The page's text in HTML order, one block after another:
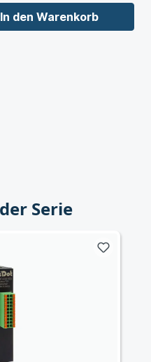
In den Warenkorb
Serie